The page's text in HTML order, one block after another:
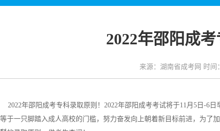
2022年邵阳成
来源：湖南省成考网 时间
2022年邵阳成考专科录取原则！2022年邵阳成考考试将于11月5日-6
等于一只脚踏入成人高校的门槛，努力奋发向上朝着新目标前进，为了